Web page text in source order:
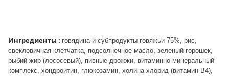
Ингредиенты : говядина и субпродукты говяжьи 75%, рис,
свекловичная клетчатка, подсолнечное масло, зеленый горошек,
рыбий жир (лососевый), пивные дрожжи, витаминно-минеральный
комплекс, хондроитин, глюкозамин, холина хлорид (витамин В4),